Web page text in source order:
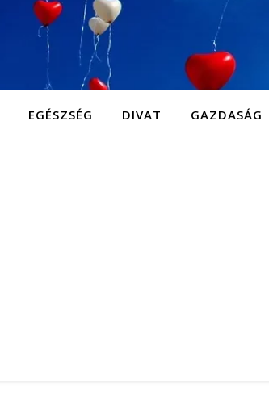
EGÉSZSÉG DIVAT GAZDASÁG